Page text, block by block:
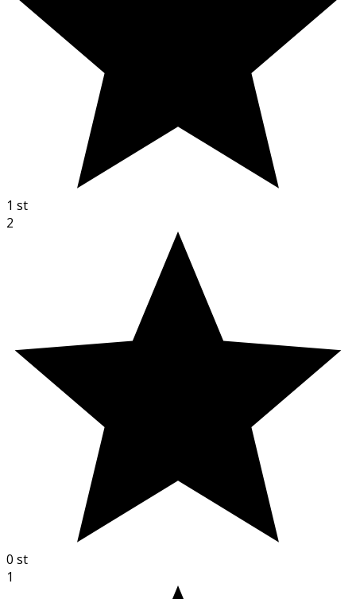
1 st
2
0 st
1